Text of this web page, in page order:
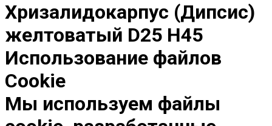
Хризалидокарпус (Дипсис)
желтоватый D25 H45
Использование файлов
Cookie
Мы используем файлы